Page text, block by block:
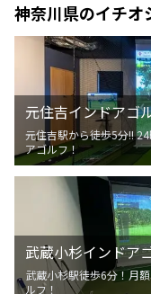
神奈川県のイチオ
元住吉インドアゴ
元住吉駅から徒歩5分!!
アゴルフ！
武蔵小杉インドア
武蔵小杉駅徒歩6分！月
ルフ！